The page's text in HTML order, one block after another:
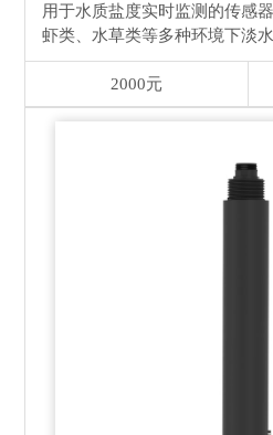
用于水质盐度实时监测的传感
虾类、水草类等多种环境下淡
2000元